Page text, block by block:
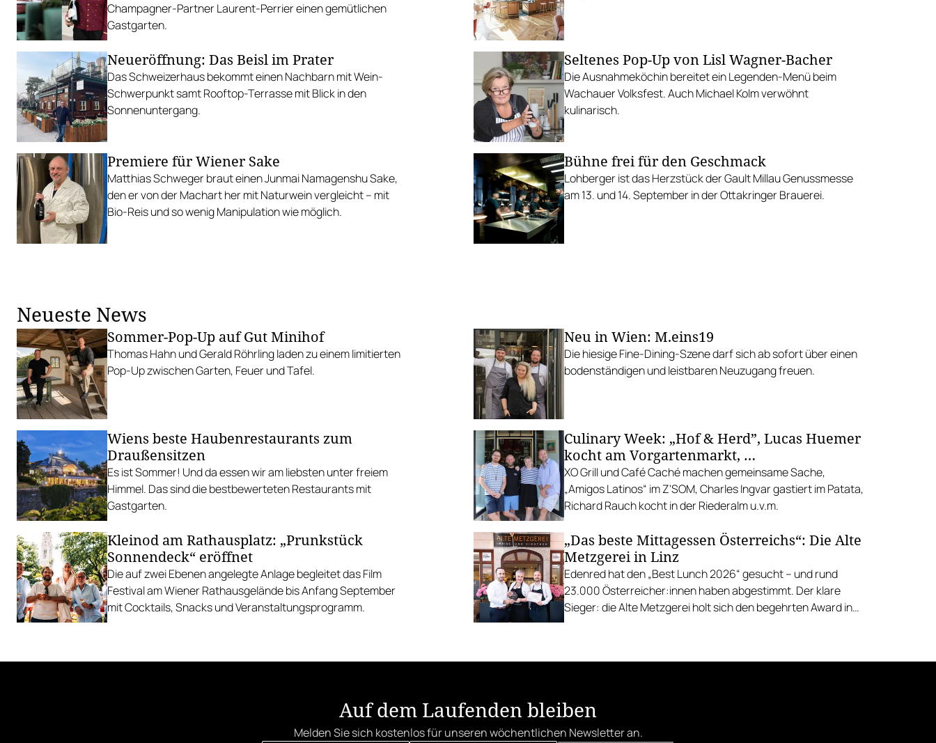
Champagner-Partner Laurent-Perrier einen gemütlichen
Gastgarten.
Neueröffnung: Das Beisl im Prater
Das Schweizerhaus bekommt einen Nachbarn mit Wein-
Schwerpunkt samt Rooftop-Terrasse mit Blick in den
Sonnenuntergang.
Seltenes Pop-Up von Lisl Wagner-Bacher
Die Ausnahmeköchin bereitet ein Legenden-Menü beim
Wachauer Volksfest. Auch Michael Kolm verwöhnt
kulinarisch.
Premiere für Wiener Sake
Matthias Schweger braut einen Junmai Namagenshu Sake,
den er von der Machart her mit Naturwein vergleicht – mit
Bio-Reis und so wenig Manipulation wie möglich.
Bühne frei für den Geschmack
Lohberger ist das Herzstück der Gault Millau Genussmesse
am 13. und 14. September in der Ottakringer Brauerei.
Neueste News
Sommer-Pop-Up auf Gut Minihof
Thomas Hahn und Gerald Röhrling laden zu einem limitierten
Pop-Up zwischen Garten, Feuer und Tafel.
Neu in Wien: M.eins19
Die hiesige Fine-Dining-Szene darf sich ab sofort über einen
bodenständigen und leistbaren Neuzugang freuen.
Wiens beste Haubenrestaurants zum
Draußensitzen
Es ist Sommer! Und da essen wir am liebsten unter freiem
Himmel. Das sind die bestbewerteten Restaurants mit
Gastgarten.
Culinary Week: „Hof & Herd”, Lucas Huemer
kocht am Vorgartenmarkt, …
XO Grill und Café Caché machen gemeinsame Sache,
„Amigos Latinos“ im Z'SOM, Charles Ingvar gastiert im Patata,
Richard Rauch kocht in der Riederalm u.v.m.
Kleinod am Rathausplatz: „Prunkstück
Sonnendeck“ eröffnet
Die auf zwei Ebenen angelegte Anlage begleitet das Film
Festival am Wiener Rathausgelände bis Anfang September
mit Cocktails, Snacks und Veranstaltungsprogramm.
„Das beste Mittagessen Österreichs“: Die Alte
Metzgerei in Linz
Edenred hat den „Best Lunch 2026“ gesucht – und rund
23.000 Österreicher:innen haben abgestimmt. Der klare
Sieger: die Alte Metzgerei holt sich den begehrten Award in
Auf dem Laufenden bleiben
Melden Sie sich kostenlos für unseren wöchentlichen Newsletter an.